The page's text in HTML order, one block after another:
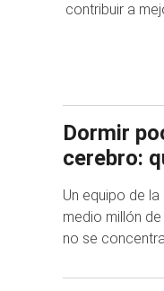
contribuir a
Dormir
cerebro:
Un equipo de
medio millón
no se